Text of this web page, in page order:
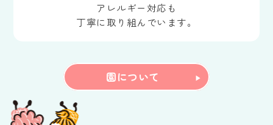
アレルギー対応も
丁寧に取り組んでいます。
園について